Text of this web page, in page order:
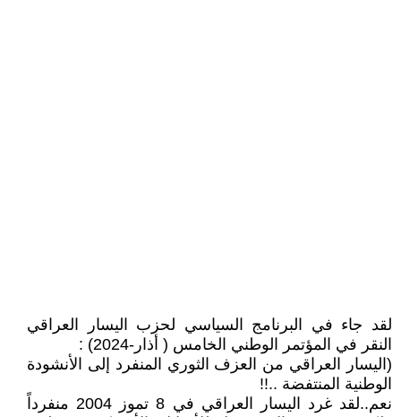
لقد جاء في البرنامج السياسي لحزب اليسار العراقي
النقر في المؤتمر الوطني الخامس ( أذار-2024) :
(اليسار العراقي من العزف الثوري المنفرد إلى الأنشودة
الوطنية المنتفضة ..!!
نعم..لقد غرد اليسار العراقي في 8 تموز 2004 منفرداً